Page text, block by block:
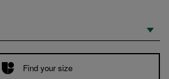
Find your size